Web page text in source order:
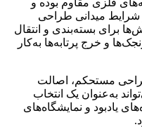
فلزی مقاوم بوده و
میدانی طراحی
برای بسته‌بندی و انتقال
و خرج پرتابه‌ها به‌کار
مستحکم، اصالت
به‌عنوان یک انتخاب
یادبود و نمایشگاه‌های